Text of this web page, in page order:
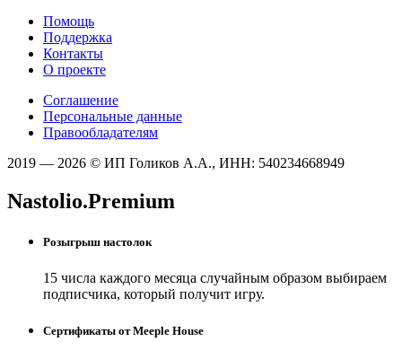
Помощь
Поддержка
Контакты
О проекте
Соглашение
Персональные данные
Правообладателям
2019 — 2026 © ИП Голиков А.А., ИНН: 540234668949
Nastolio.Premium
Розыгрыш настолок
15 числа каждого месяца случайным образом выбираем
подписчика, который получит игру.
Сертификаты от Meeple House